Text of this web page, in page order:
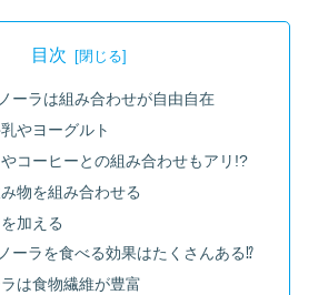
目次
ーラは組み合わせが自由自在
やヨーグルト
コーヒーとの組み合わせもアリ!?
物を組み合わせる
加える
ーラを食べる効果はたくさんある⁉
は食物繊維が豊富